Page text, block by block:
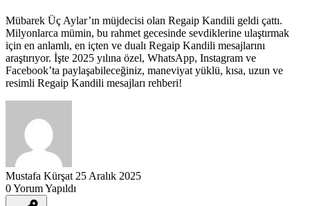
Mübarek Üç Aylar’ın müjdecisi olan Regaip Kandili geldi çattı.
Milyonlarca mümin, bu rahmet gecesinde sevdiklerine ulaştırmak
için en anlamlı, en içten ve dualı Regaip Kandili mesajlarını
araştırıyor. İşte 2025 yılına özel, WhatsApp, Instagram ve
Facebook’ta paylaşabileceğiniz, maneviyat yüklü, kısa, uzun ve
resimli Regaip Kandili mesajları rehberi!
Mustafa Kürşat 25 Aralık 2025
0 Yorum Yapıldı